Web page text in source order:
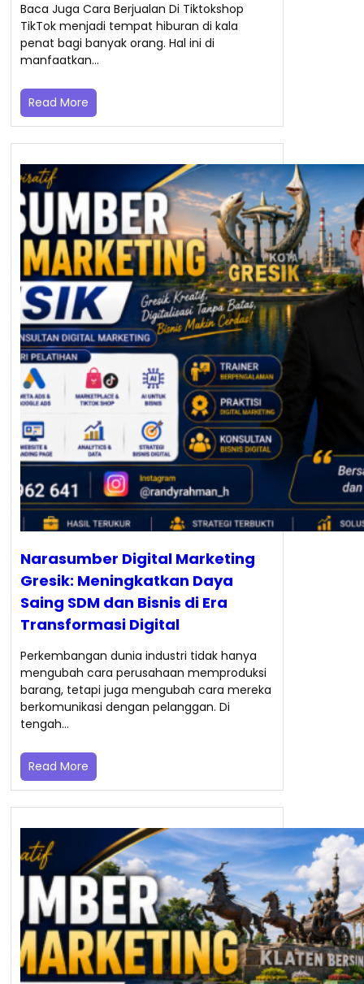
Baca Juga Cara Berjualan Di Tiktokshop
TikTok menjadi tempat hiburan di kala
penat bagi banyak orang. Hal ini di
manfaatkan…
Read More
Narasumber Digital Marketing
Gresik: Meningkatkan Daya
Saing SDM dan Bisnis di Era
Transformasi Digital
Perkembangan dunia industri tidak hanya
mengubah cara perusahaan memproduksi
barang, tetapi juga mengubah cara mereka
berkomunikasi dengan pelanggan. Di
tengah…
Read More